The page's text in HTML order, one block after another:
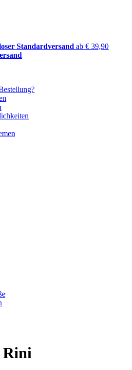
Standardversand ab € 39,90
Rini